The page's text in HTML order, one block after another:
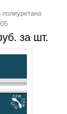
полиуретана
за шт.